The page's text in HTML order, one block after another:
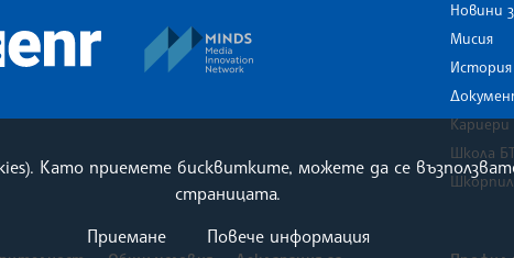
Agencies Southeast Europe
Alliance of News Agencies
European Newsroom MINDS Media Innovation Network
Новини
Мисия
История
Кариери
Школа
Като приемете бисквитките, можете да се
страницата.
Приемане
Повече информация